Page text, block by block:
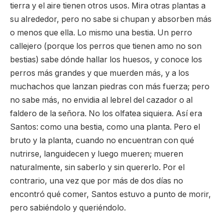
tierra y el aire tienen otros usos. Mira otras plantas a
su alrededor, pero no sabe si chupan y absorben más
o menos que ella. Lo mismo una bestia. Un perro
callejero (porque los perros que tienen amo no son
bestias) sabe dónde hallar los huesos, y conoce los
perros más grandes y que muerden más, y a los
muchachos que lanzan piedras con más fuerza; pero
no sabe más, no envidia al lebrel del cazador o al
faldero de la señora. No los olfatea siquiera. Así era
Santos: como una bestia, como una planta. Pero el
bruto y la planta, cuando no encuentran con qué
nutrirse, languidecen y luego mueren; mueren
naturalmente, sin saberlo y sin quererlo. Por el
contrario, una vez que por más de dos días no
encontró qué comer, Santos estuvo a punto de morir,
pero sabiéndolo y queriéndolo.